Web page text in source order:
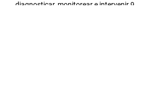
diagnosticar, monitorear e intervenir 9